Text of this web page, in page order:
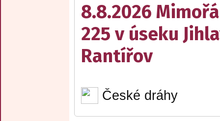
8.8.2026
225 v úseku
Rantířov
České dráhy